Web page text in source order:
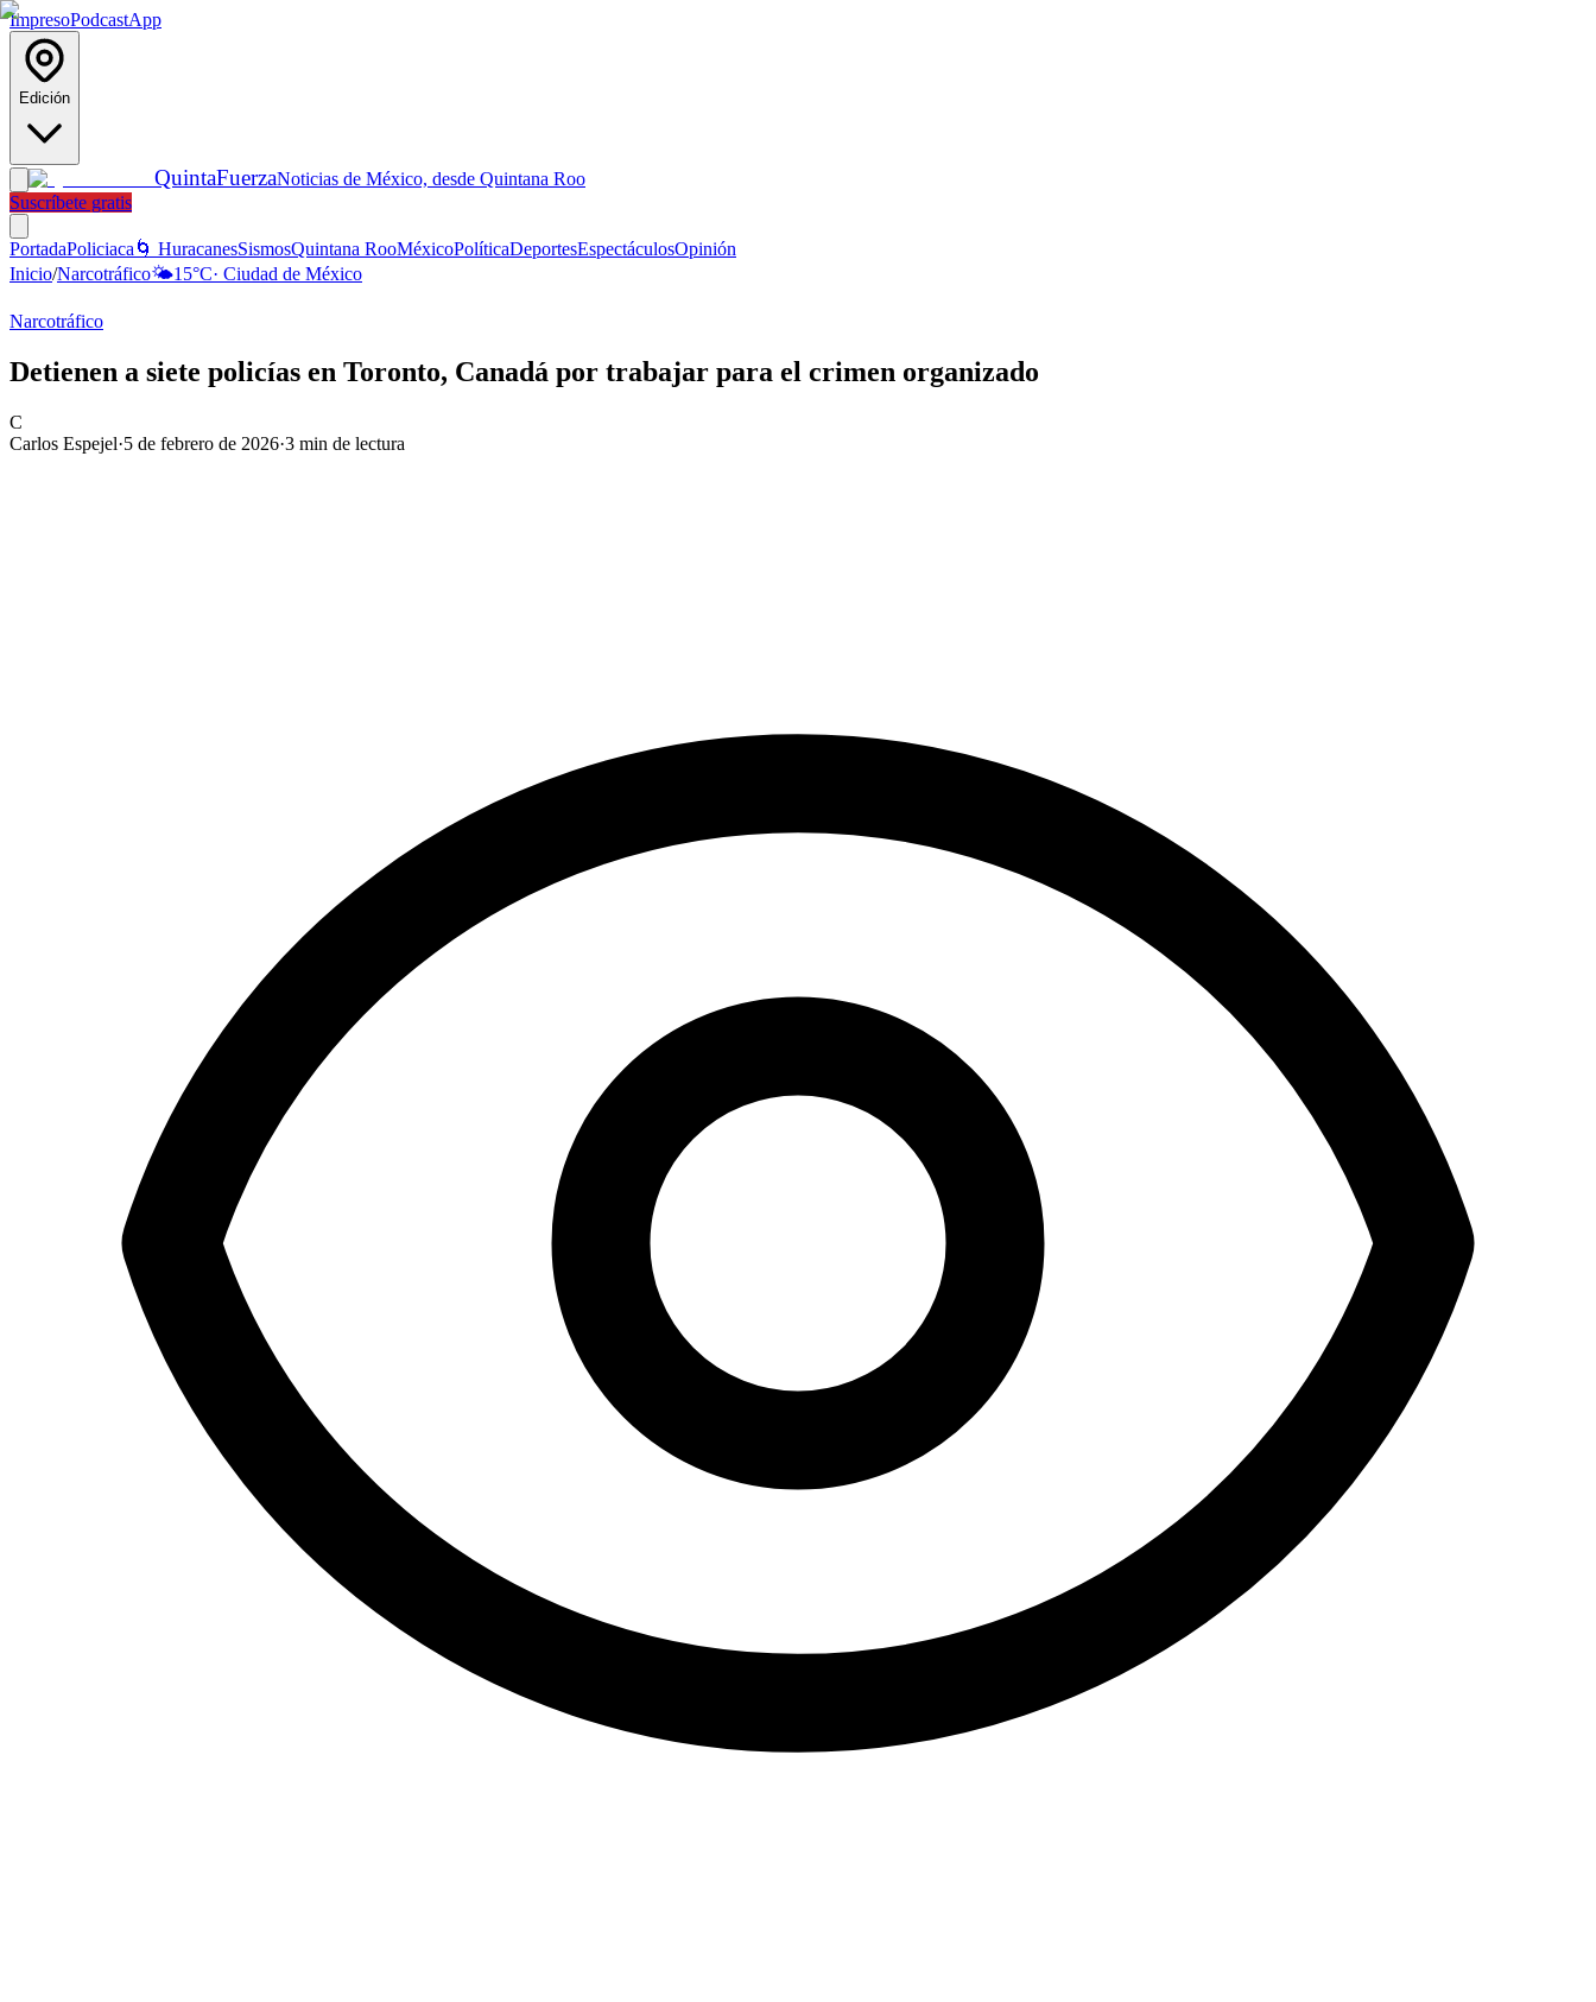
ImpresoPodcastApp
Edición
QuintaFuerzaNoticias de México, desde Quintana Roo
Suscríbete gratis
PortadaPoliciaca 🌀 HuracanesSismosQuintana RooMéxicoPolíticaDeportesEspectáculosOpinión
Inicio/Narcotráfico🌤️15°C· Ciudad de México
Narcotráfico
Detienen a siete policías en Toronto, Canadá por trabajar para el crimen organizado
C
Carlos Espejel·5 de febrero de 2026·3 min de lectura